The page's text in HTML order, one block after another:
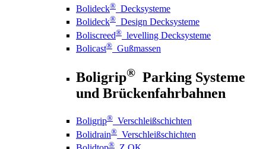
Bolideck® Decksysteme
Bolideck® Design Decksysteme
Boliscreed® levelling Decksysteme
Bolicast® Gußmassen
Boligrip® Parking Systeme
und Brückenfahrbahnen
Boligrip® Verschleißschichten
Bolidrain® Verschleißschichten
®